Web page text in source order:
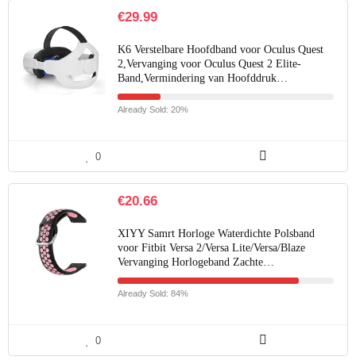
€29.99
K6 Verstelbare Hoofdband voor Oculus Quest
2,Vervanging voor Oculus Quest 2 Elite-
Band,Vermindering van Hoofddruk…
Already Sold: 20%
0
€20.66
XIYY Samrt Horloge Waterdichte Polsband
voor Fitbit Versa 2/Versa Lite/Versa/Blaze
Vervanging Horlogeband Zachte…
Already Sold: 84%
0